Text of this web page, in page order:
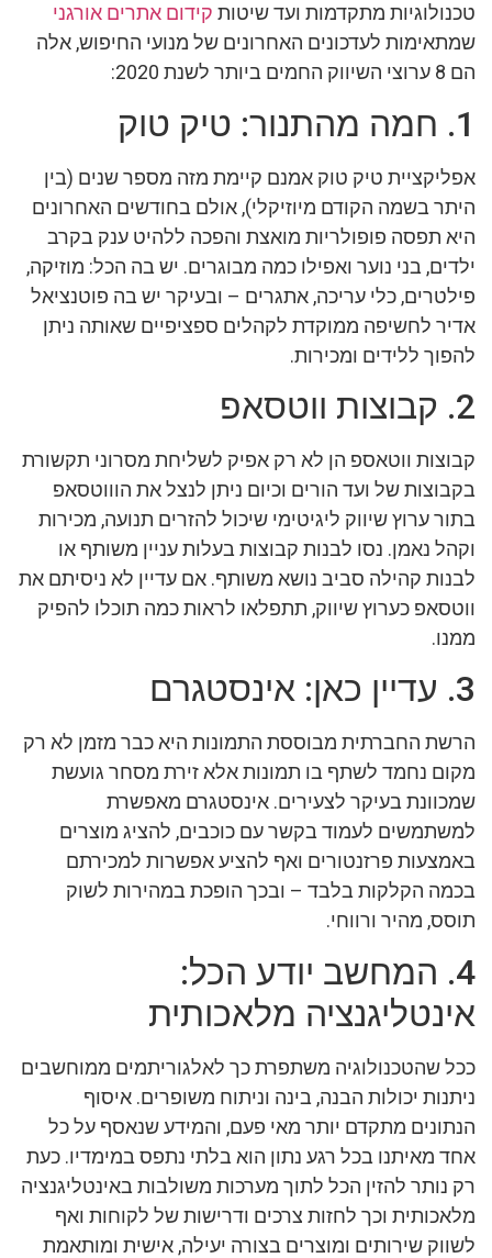
טכנולוגיות מתקדמות ועד שיטות קידום אתרים אורגני
שמתאימות לעדכונים האחרונים של מנועי החיפוש, אלה
הם 8 ערוצי השיווק החמים ביותר לשנת 2020:
1. חמה מהתנור: טיק טוק
אפליקציית טיק טוק אמנם קיימת מזה מספר שנים (בין
היתר בשמה הקודם מיוזיקלי), אולם בחודשים האחרונים
היא תפסה פופולריות מואצת והפכה ללהיט ענק בקרב
ילדים, בני נוער ואפילו כמה מבוגרים. יש בה הכל: מוזיקה,
פילטרים, כלי עריכה, אתגרים – ובעיקר יש בה פוטנציאל
אדיר לחשיפה ממוקדת לקהלים ספציפיים שאותה ניתן
להפוך ללידים ומכירות.
2. קבוצות ווטסאפ
קבוצות ווטאספ הן לא רק אפיק לשליחת מסרוני תקשורת
בקבוצות של ועד הורים וכיום ניתן לנצל את הוווטסאפ
בתור ערוץ שיווק ליגיטימי שיכול להזרים תנועה, מכירות
וקהל נאמן. נסו לבנות קבוצות בעלות עניין משותף או
לבנות קהילה סביב נושא משותף. אם עדיין לא ניסיתם את
ווטסאפ כערוץ שיווק, תתפלאו לראות כמה תוכלו להפיק
ממנו.
3. עדיין כאן: אינסטגרם
הרשת החברתית מבוססת התמונות היא כבר מזמן לא רק
מקום נחמד לשתף בו תמונות אלא זירת מסחר גועשת
שמכוונת בעיקר לצעירים. אינסטגרם מאפשרת
למשתמשים לעמוד בקשר עם כוכבים, להציג מוצרים
באמצעות פרזנטורים ואף להציע אפשרות למכירתם
בכמה הקלקות בלבד – ובכך הופכת במהירות לשוק
תוסס, מהיר ורווחי.
4. המחשב יודע הכל:
אינטליגנציה מלאכותית
ככל שהטכנולוגיה משתפרת כך לאלגוריתמים ממוחשבים
ניתנות יכולות הבנה, בינה וניתוח משופרים. איסוף
הנתונים מתקדם יותר מאי פעם, והמידע שנאסף על כל
אחד מאיתנו בכל רגע נתון הוא בלתי נתפס במימדיו. כעת
רק נותר להזין הכל לתוך מערכות משולבות באינטליגנציה
מלאכותית וכך לחזות צרכים ודרישות של לקוחות ואף
לשווק שירותים ומוצרים בצורה יעילה, אישית ומותאמת